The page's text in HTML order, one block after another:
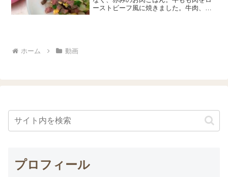
ーストビーフ風に焼きました。牛肉、
ホーム
動画
プロフィール